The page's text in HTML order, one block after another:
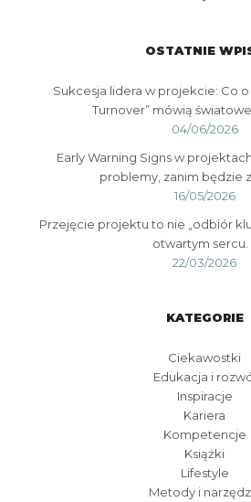
OSTATNIE
Sukcesja lidera w projekcie: Co
Turnover” mówią
04/06/2026
Early Warning Signs w
problemy, zanim będzie
16/05/2026
Przejęcie projektu to nie „odbiór
otwartym sercu.
22/03/2026
KATEGORIE
Ciekawostki
Edukacja i
Inspiracje
Kariera
Kompetencje
Książki
Lifestyle
Metody i